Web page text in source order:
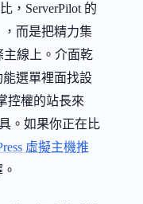
，ServerPilot 的
而是把精力集
主線上。介面乾
選單裡面找設
控權的站長來
。如果你正在比
虛擬主機推